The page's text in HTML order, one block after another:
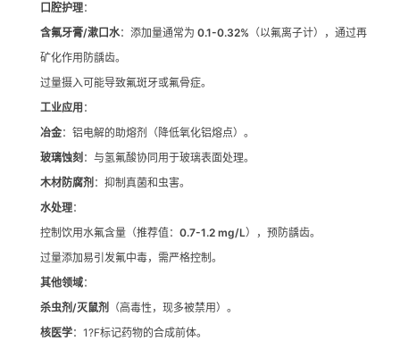
口腔护理：
含氟牙膏/漱口水：添加量通常为 0.1-0.32% （以氟离子计），通过再
矿化作用防龋齿。
过量摄入可能导致氟斑牙或氟骨症。
工业应用 ：
冶金：铝电解的助熔剂（降低氧化铝熔点）。
玻璃蚀刻 ：与氢氟酸协同用于玻璃表面处理。
木材防腐剂 ：抑制真菌和虫害。
水处理：
控制饮用水氟含量（推荐值： 0.7-1.2 mg/L），预防龋齿。
过量添加易引发氟中毒，需严格控制。
其他领域：
杀虫剂/灭鼠剂
（高毒性，现多被禁用）。
核医学：1?F标记药物的合成前体。